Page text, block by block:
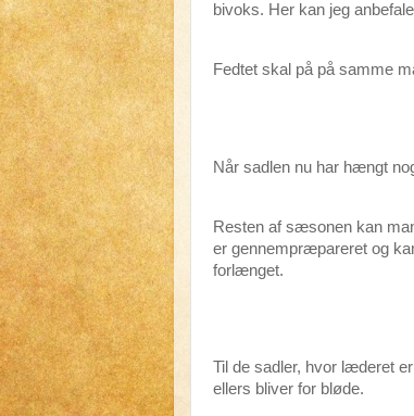
bivoks. Her kan jeg
Fedtet skal på på samme
Når sadlen nu har hængt
Resten af sæsonen kan
er gennempræpareret og
forlænget.
Til de sadler, hvor læderet
ellers bliver for bløde.